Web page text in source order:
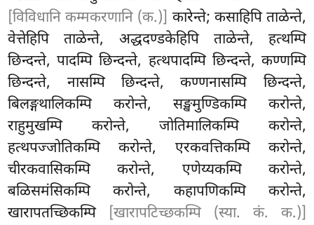
[विविधानि कम्मकरणानि (क.)] कारेन्ते; कसाहिपि ताळेन्ते,
वेत्तेहिपि ताळेन्ते, अद्धदण्डकेहिपि ताळेन्ते, हत्थम्पि
छिन्दन्ते, पादम्पि छिन्दन्ते, हत्थपादम्पि छिन्दन्ते, कण्णम्पि
छिन्दन्ते, नासम्पि छिन्दन्ते, कण्णनासम्पि छिन्दन्ते,
बिलङ्गथालिकम्पि करोन्ते, सङ्खमुण्डिकम्पि करोन्ते,
राहुमुखम्पि करोन्ते, जोतिमालिकम्पि करोन्ते,
हत्थपज्जोतिकम्पि करोन्ते, एरकवत्तिकम्पि करोन्ते,
चीरकवासिकम्पिकरोन्ते, एणेय्यकम्पि करोन्ते,
बळिसमंसिकम्पि करोन्ते, कहापणिकम्पि करोन्ते,
खारापतच्छिकम्पि
[खारापटिच्छकम्पि (स्या. कं. क.)]